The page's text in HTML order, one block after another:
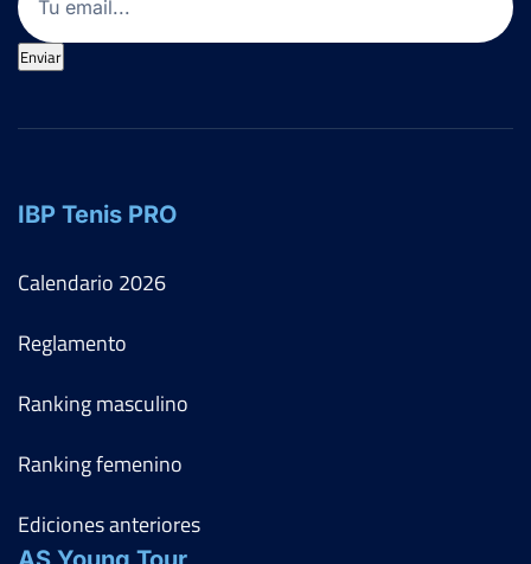
Enviar
IBP Tenis PRO
Calendario 2026
Reglamento
Ranking masculino
Ranking femenino
Ediciones anteriores